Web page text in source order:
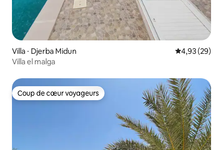
Villa ⋅ Djerba Midun Évaluation
4,93 (29)
Villa el malga
Coup de cœur voyageurs
Coup de cœur voyageurs